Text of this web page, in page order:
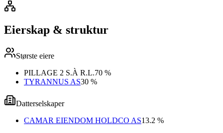
Eierskap & struktur
Største eiere
PILLAGE 2 S.À R.L.70 %
TYRANNUS AS30 %
Datterselskaper
CAMAR EIENDOM HOLDCO AS13.2 %